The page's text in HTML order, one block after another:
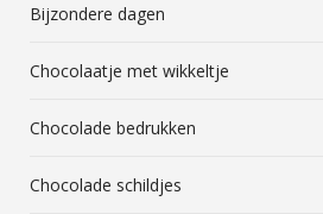
Bijzondere dagen
Chocolaatje met wikkeltje
Chocolade bedrukken
Chocolade schildjes